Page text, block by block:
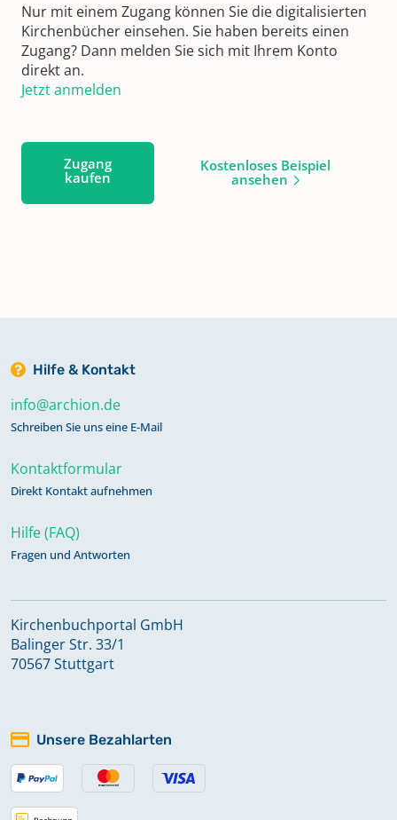
Nur mit einem Zugang können Sie die digitalisierten
Kirchenbücher einsehen. Sie haben bereits einen
Zugang? Dann melden Sie sich mit Ihrem Konto
direkt an.
Jetzt anmelden
Zugang
kaufen
Kostenloses Beispiel
ansehen
Hilfe & Kontakt
info@archion.de
Schreiben Sie uns eine E-Mail
Kontaktformular
Direkt Kontakt aufnehmen
Hilfe (FAQ)
Fragen und Antworten
Kirchenbuchportal GmbH
Balinger Str. 33/1
70567 Stuttgart
Unsere Bezahlarten